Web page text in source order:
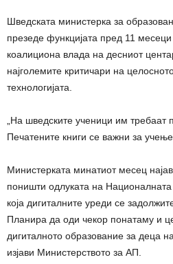
Шведската министерка за
презеде функцијата пред 11
коалициона влада на десниот
најголемите критичари на
технологијата.
„На шведските ученици им требаат
Печатените книги се важни за
Министерката минатиот месец
поништи одлуката на Националната
која дигиталните уреди се
Планира да оди чекор понатаму и
дигиталното образование за деца
изјави Министерството за АП.